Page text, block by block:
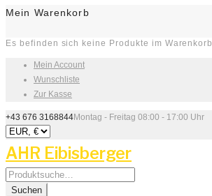
Mein Warenkorb
Es befinden sich keine Produkte im Warenkorb.
Mein Account
Wunschliste
Zur Kasse
+43 676 3168844Montag - Freitag 08:00 - 17:00 Uhr
AHR Eibisberger
Search
for:
Suchen